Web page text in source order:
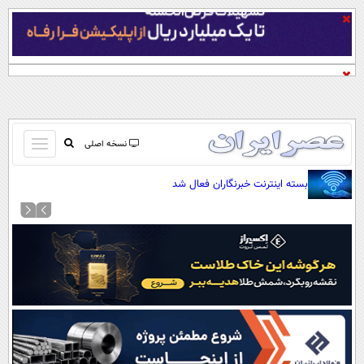
نسخه اصلی
باز
و
کردن
منو
صفحه اول
آرشیو
نظرسنجی
آب و هوا
اوقات شرعی
سواد زندگی
بسته اینترنت خبرنگاران فعال شد